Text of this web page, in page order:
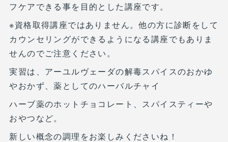
フケアできる事を目的とした講座です。
※資格取得講座ではありません。他の方に診断をして
カウンセリングができるようになる講座でもありま
せんのでご注意ください。
実習は、アーユルヴェーダの解毒スパイスのおかゆ
やおかず、薬としてのハーバルチャイ
ハーブ薬のホットチョコレート、スパイスティーや
おやつなど。
新しい概念の調理をお楽しみくださいね！